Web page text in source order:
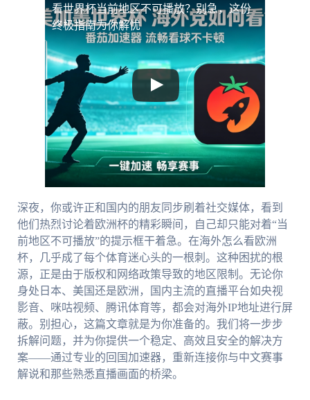
看世界杯当前地区不可播放？别急，这份
终极指南为你解忧
深夜，你或许正和国内的朋友同步刷着社交媒体，看到
他们热烈讨论着欧洲杯的精彩瞬间，自己却只能对着“当
前地区不可播放”的提示框干着急。在海外怎么看欧洲
杯，几乎成了每个体育迷心头的一根刺。这种困扰的根
源，正是由于版权和网络政策导致的地区限制。无论你
身处日本、美国还是欧洲，国内主流的直播平台如央视
影音、咪咕视频、腾讯体育等，都会对海外IP地址进行屏
蔽。别担心，这篇文章就是为你准备的。我们将一步步
拆解问题，并为你提供一个稳定、高效且安全的解决方
案——通过专业的回国加速器，重新连接你与中文赛事
解说和那些熟悉直播画面的桥梁。